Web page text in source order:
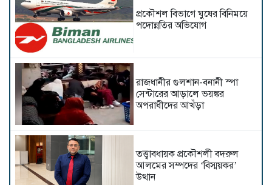
প্রকৌশল বিভাগে ঘুষের বিনিময়ে
পদোন্নতির অভিযোগ
রাজধানীর গুলশান-বনানী স্পা
সেন্টারের আড়ালে ভয়ঙ্কর
অপরাধীদের আখঁড়া
তত্ত্বাবধায়ক প্রকৌশলী বদরুল
আলমের সম্পদের ‘বিস্ময়কর’
উত্থান